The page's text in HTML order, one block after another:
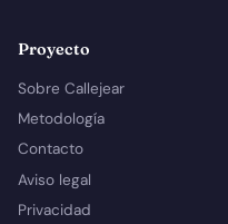
Proyecto
Sobre Callejear
Metodología
Contacto
Aviso legal
Privacidad